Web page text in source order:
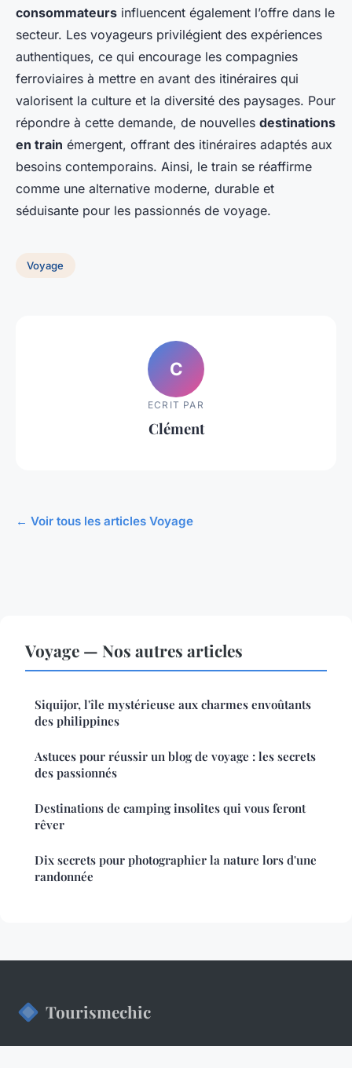
consommateurs influencent également l’offre dans le
secteur. Les voyageurs privilégient des expériences
authentiques, ce qui encourage les compagnies
ferroviaires à mettre en avant des itinéraires qui
valorisent la culture et la diversité des paysages. Pour
répondre à cette demande, de nouvelles destinations
en train émergent, offrant des itinéraires adaptés aux
besoins contemporains. Ainsi, le train se réaffirme
comme une alternative moderne, durable et
séduisante pour les passionnés de voyage.
Voyage
C
ECRIT PAR
Clément
← Voir tous les articles Voyage
Voyage — Nos autres articles
Siquijor, l'île mystérieuse aux charmes envoûtants
des philippines
Astuces pour réussir un blog de voyage : les secrets
des passionnés
Destinations de camping insolites qui vous feront
rêver
Dix secrets pour photographier la nature lors d'une
randonnée
Tourismechic